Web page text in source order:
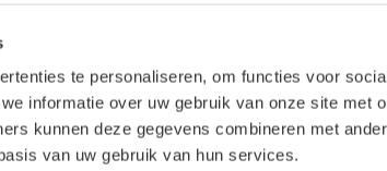
te personaliseren, om functies voor
informatie over uw gebruik van onze site met
kunnen deze gegevens combineren met
van uw gebruik van hun services.